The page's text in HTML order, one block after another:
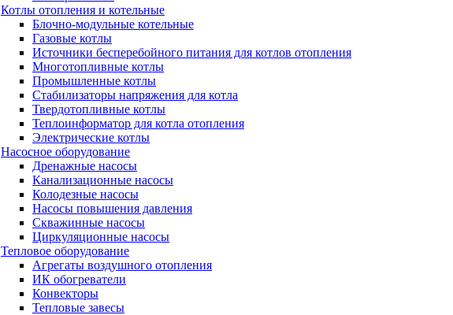
Котлы отопления и котельные
Блочно-модульные котельные
Газовые котлы
Источники бесперебойного питания для котлов отопления
Многотопливные котлы
Промышленные котлы
Стабилизаторы напряжения для котла
Твердотопливные котлы
Теплоинформатор для котла отопления
Электрические котлы
Насосное оборудование
Дренажные насосы
Канализационные насосы
Колодезные насосы
Насосы повышения давления
Скважинные насосы
Циркуляционные насосы
Тепловое оборудование
Агрегаты воздушного отопления
ИК обогреватели
Конвекторы
Тепловые завесы